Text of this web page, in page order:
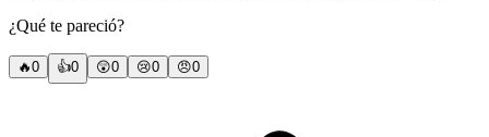
¿Qué te pareció?
🔥0 👍0 😲0 😢0 😠0